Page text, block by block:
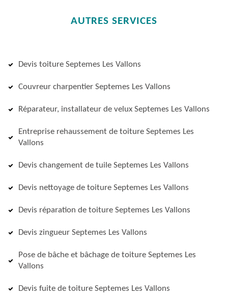
AUTRES SERVICES
Devis toiture Septemes Les Vallons
Couvreur charpentier Septemes Les Vallons
Réparateur, installateur de velux Septemes Les Vallons
Entreprise rehaussement de toiture Septemes Les
Vallons
Devis changement de tuile Septemes Les Vallons
Devis nettoyage de toiture Septemes Les Vallons
Devis réparation de toiture Septemes Les Vallons
Devis zingueur Septemes Les Vallons
Pose de bâche et bâchage de toiture Septemes Les
Vallons
Devis fuite de toiture Septemes Les Vallons